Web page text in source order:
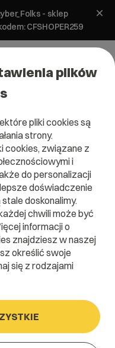
- sklep
CFSHOPER259
i zarządzać CDN
CDN
dla
domeną
Serwery
plików
pliki cookies są
strony.
cookies, związane z
i
do personalizacji
doświadczenie
doskonalimy.
chwili może być
informacji o
znajdziesz w naszej
określić swoje
się z rodzajami